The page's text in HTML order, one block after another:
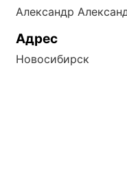
Александр
Адрес
Новосибирск